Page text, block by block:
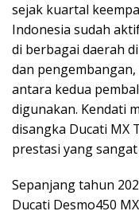
sejak kuartal
Indonesia sudah
di berbagai daerah
dan
antara kedua
digunakan. Kendati
disangka Ducati MX
prestasi yang
Sepanjang tahun
Ducati Desmo450